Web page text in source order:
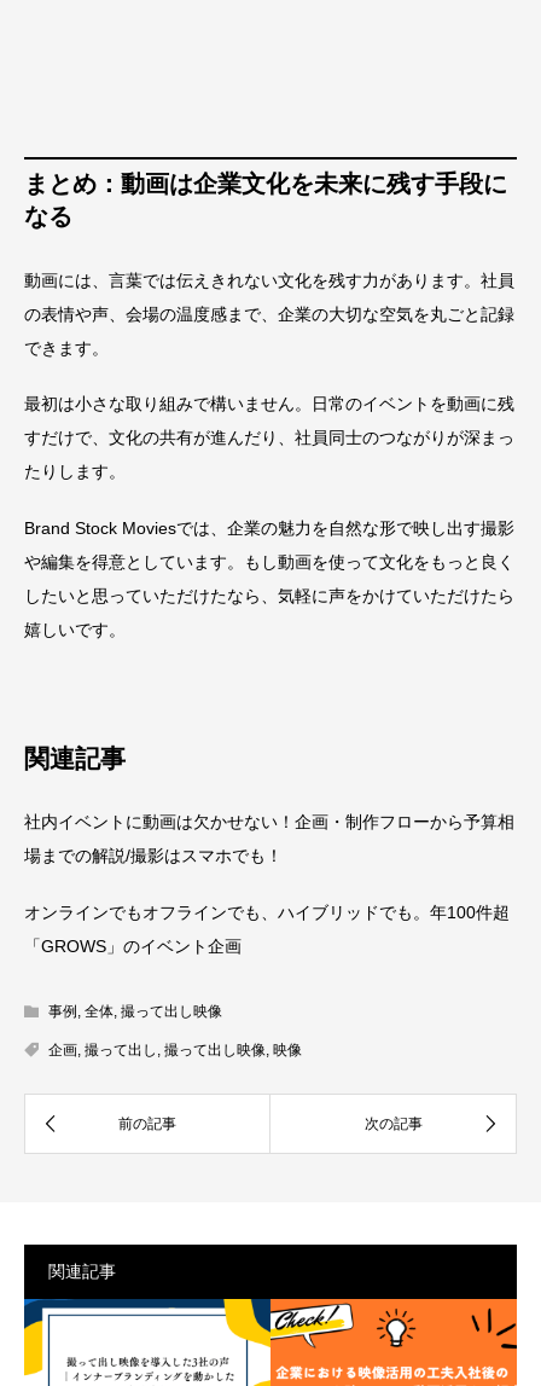
まとめ：動画は企業文化を未来に残す手段に
なる
動画には、言葉では伝えきれない文化を残す力があります。社員
の表情や声、会場の温度感まで、企業の大切な空気を丸ごと記録
できます。
最初は小さな取り組みで構いません。日常のイベントを動画に残
すだけで、文化の共有が進んだり、社員同士のつながりが深まっ
たりします。
Brand Stock Moviesでは、企業の魅力を自然な形で映し出す撮影
や編集を得意としています。もし動画を使って文化をもっと良く
したいと思っていただけたなら、気軽に声をかけていただけたら
嬉しいです。
関連記事
社内イベントに動画は欠かせない！企画・制作フローから予算相
場までの解説/撮影はスマホでも！
オンラインでもオフラインでも、ハイブリッドでも。年100件超
「GROWS」のイベント企画
事例 , 全体, 撮って出し映像
企画, 撮って出し , 撮って出し映像, 映像
関連記事